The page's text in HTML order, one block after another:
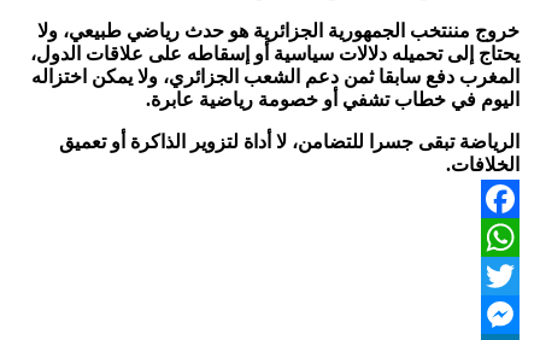
خروج مننتخب الجمهورية الجزائرية هو حدث رياضي طبيعي، ولا
يحتاج إلى تحميله دلالات سياسية أو إسقاطه على علاقات الدول،
المغرب دفع سابقا ثمن دعم الشعب الجزائري، ولا يمكن اختزاله
اليوم في خطاب تشفي أو خصومة رياضية عابرة.
الرياضة تبقى جسرا للتضامن، لا أداة لتزوير الذاكرة أو تعميق
الخلافات.
Facebook
WhatsApp
Twitter